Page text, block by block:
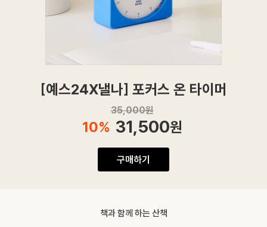
[예스24X낼나] 포커스 온 타이머
35,000원
10% 31,500원
구매하기
책과 함께 하는 산책